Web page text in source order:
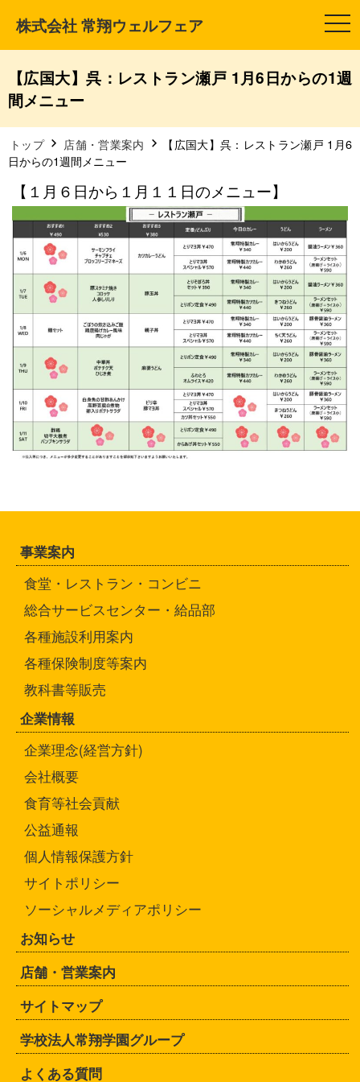
株式会社 常翔ウェルフェア
t
o
l
e
i
g
a
【広国大】呉：レストラン瀬戸 1月6日からの1週
間メニュー
トップ 店舗・営業案内
【広国大】呉：レストラン瀬戸 1月6
日からの1週間メニュー
【１月６日から１月１１日のメニュー】
事業案内
食堂・レストラン・コンビニ
総合サービスセンター・給品部
各種施設利用案内
各種保険制度等案内
教科書等販売
企業情報
企業理念(経営方針)
会社概要
食育等社会貢献
公益通報
個人情報保護方針
サイトポリシー
ソーシャルメディアポリシー
お知らせ
店舗・営業案内
サイトマップ
学校法人常翔学園グループ
よくある質問